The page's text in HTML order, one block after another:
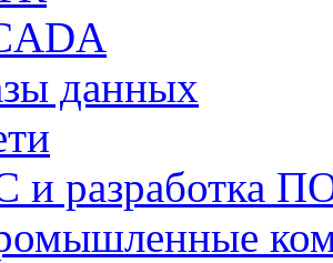
данных
и разработка